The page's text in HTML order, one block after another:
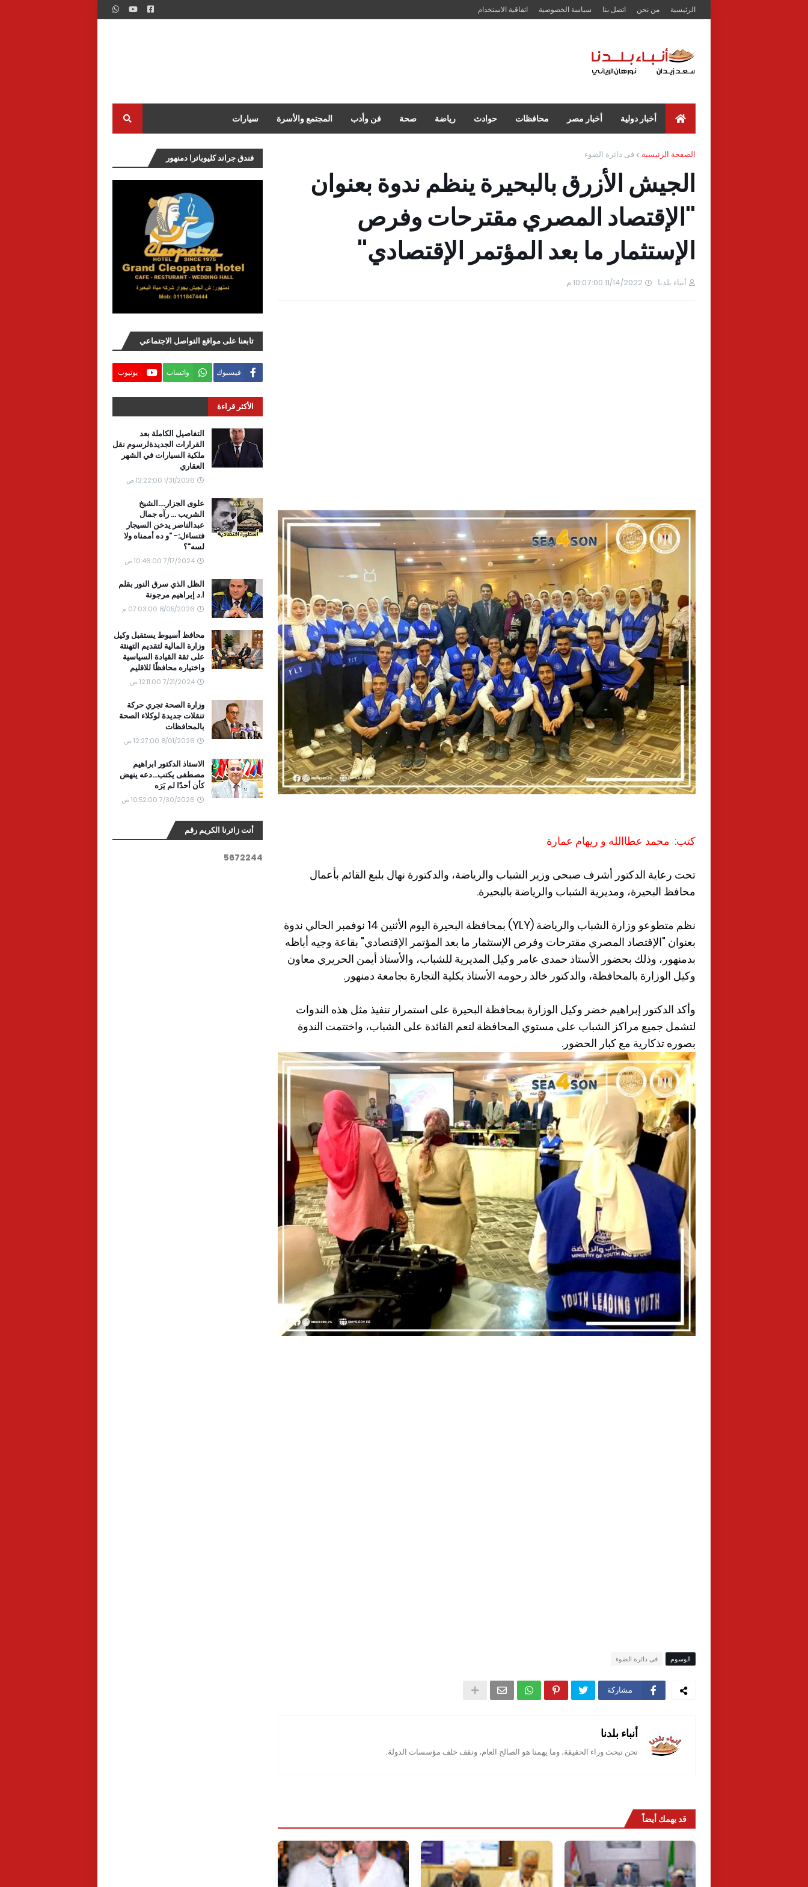
الرئيسية من نحن اتصل بنا سياسة الخصوصية اتفاقية الاستخدام
أخبار دولية أخبار مصر محافظات حوادث رياضة صحة فن وأدب المجتمع والأسرة سيارات
الصفحة الرئيسية فى دائرة الضوء
الجيش الأزرق بالبحيرة ينظم ندوة بعنوان
"الإقتصاد المصري مقترحات وفرص
الإستثمار ما بعد المؤتمر الإقتصادي"
أنباء بلدنا 11/14/2022 10:07:00 م
كتب: محمد عطاالله و ريهام عمارة
تحت رعاية الدكتور أشرف صبحى وزير الشباب والرياضة، والدكتورة نهال بلبع القائم بأعمال
محافظ البحيرة، ومديرية الشباب والرياضة بالبحيرة.
نظم متطوعو وزارة الشباب والرياضة (YLY) بمحافظة البحيرة اليوم الأثنين 14 نوفمبر الحالي ندوة
بعنوان "الإقتصاد المصري مقترحات وفرص الإستثمار ما بعد المؤتمر الإقتصادي" بقاعة وجيه أباظه
بدمنهور، وذلك بحضور الأستاذ حمدى عامر وكيل المديرية للشباب، والأستاذ أيمن الحريري معاون
وكيل الوزارة بالمحافظة، والدكتور خالد رحومه الأستاذ بكلية التجارة بجامعة دمنهور.
وأكد الدكتور إبراهيم خضر وكيل الوزارة بمحافظة البحيرة على استمرار تنفيذ مثل هذه الندوات
لتشمل جميع مراكز الشباب على مستوي المحافظة لتعم الفائدة على الشباب، واختتمت الندوة
بصوره تذكارية مع كبار الحضور.
الوسوم فى دائرة الضوء
مشاركة
أنباء بلدنا
نحن نبحث وراء الحقيقة، وما يهمنا هو الصالح العام، ونقف خلف مؤسسات الدولة.
قد يهمك أيضاً
فندق جراند كليوباترا دمنهور
تابعنا على مواقع التواصل الاجتماعي
فيسبوك واتساب يوتيوب
الأكثر قراءة
التفاصيل الكاملة بعد
القرارات الجديدةلرسوم نقل
ملكية السيارات في الشهر
العقاري
1/31/2026 12:22:00 ص
علوى الجزار....الشيخ
الشريب ... رآه جمال
عبدالناصر يدخن السيجار
فتساءل:- "و ده أممناه ولا
لسه"؟
7/17/2024 10:46:00 ص
الظل الذي سرق النور بقلم
ا.د إبراهيم مرجونة
8/05/2026 07:03:00 م
محافظ أسيوط يستقبل وكيل
وزارة المالية لتقديم التهنئة
على ثقة القيادة السياسية
واختياره محافظًا للاقليم
7/21/2024 12:11:00 ص
وزارة الصحة تجري حركة
تنقلات جديدة لوكلاء الصحة
بالمحافظات
8/01/2026 12:27:00 ص
الاستاذ الدكتور ابراهيم
مصطفى يكتب...دعه ينهض
كأن أحدًا لم يَرَه
7/30/2026 10:52:00 ص
أنت زائرنا الكريم رقم
5672244